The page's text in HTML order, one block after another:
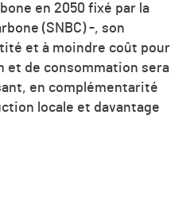
en 2050 fixé par la
(SNBC) -, son
et à moindre coût pour
et de consommation sera
en complémentarité
locale et davantage